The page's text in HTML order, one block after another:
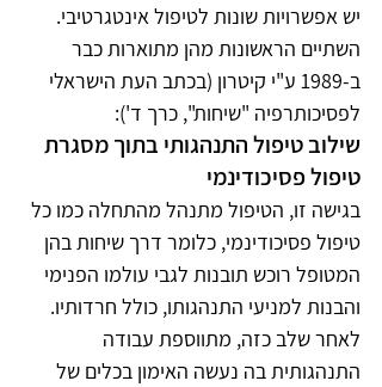
יש אפשרויות שונות לטיפול אינטגרטיבי.
השתיים הראשונות מהן מתוארות כבר
ב-1989 ע"י קיטרון (בכתב העת הישראלי
לפסיכותרפיה "שיחות", כרך ד'):
שילוב טיפול התנהגותי בתוך מסגרת
טיפול פסיכודינמי
בגישה זו, הטיפול מתנהל מהתחלה כמו כל
טיפול פסיכודינמי, כלומר דרך שיחות בהן
המטופל רוכש תובנות לגבי עולמו הפנימי
והבנות למניעי התנהגותו, כולל חרדותיו.
לאחר שלב כזה, מתווספת עבודה
התנהגותית בה נעשה האימון בכלים של